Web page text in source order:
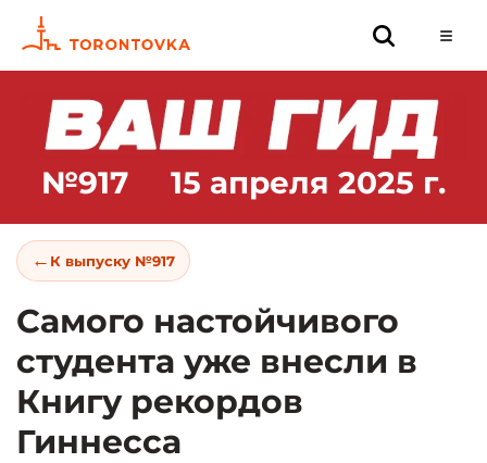
№917 15 апреля 2025 г.
← К выпуску №917
Самого настойчивого
студента уже внесли в
Книгу рекордов
Гиннесса